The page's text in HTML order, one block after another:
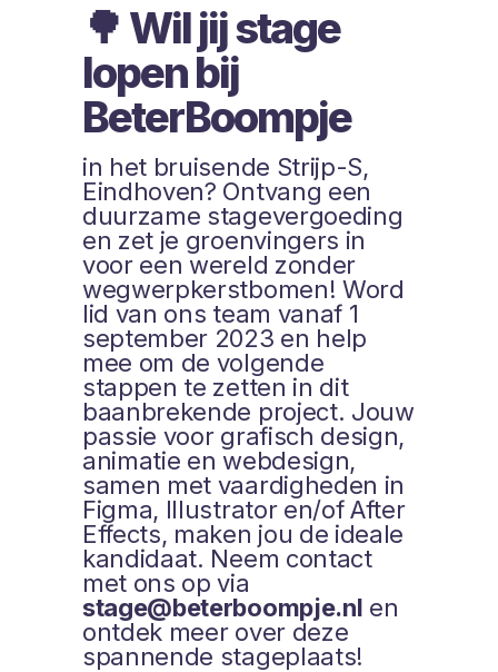
🌳 Wil jij stage
lopen bij
BeterBoompje
in het bruisende Strijp-S,
Eindhoven? Ontvang een
duurzame stagevergoeding
en zet je groenvingers in
voor een wereld zonder
wegwerpkerstbomen! Word
lid van ons team vanaf 1
september 2023 en help
mee om de volgende
stappen te zetten in dit
baanbrekende project. Jouw
passie voor grafisch design,
animatie en webdesign,
samen met vaardigheden in
Figma, Illustrator en/of After
Effects, maken jou de ideale
kandidaat. Neem contact
met ons op via
stage@beterboompje.nl en
ontdek meer over deze
spannende stageplaats!